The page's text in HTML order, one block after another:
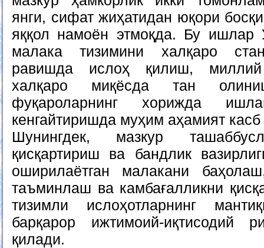
янги, сифат жиҳатидан юқори
яққол намоён этмоқда. Бу ишлар
малака тизимини халқаро
равишда ислоҳ қилиш, миллий
халқаро миқёсда тан
фуқароларнинг хорижда
кенгайтиришда муҳим аҳамият касб
Шунингдек, мазкур
қисқартириш ва бандлик
оширилаётган малакани
таъминлаш ва камбағалликни
тизимли ислоҳотларнинг
барқарор ижтимоий-иқтисодий
қилади.